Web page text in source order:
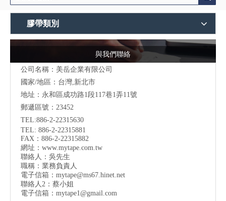
膠帶類別
與我們聯絡
公司名稱：美岳企業有限公司
國家/地區：台灣,新北市
地址：永和區成功路1段117巷1弄11號
郵遞區號：23452
TEL:886-2-22315630
TEL: 886-2-22315881
FAX：886-2-22315882
網址： www.mytape.com.tw
聯絡人：吳先生
職稱：業務負責人
電子信箱： mytape@ms67.hinet.net
聯絡人2：蔡小姐
電子信箱： mytape1@gmail.com